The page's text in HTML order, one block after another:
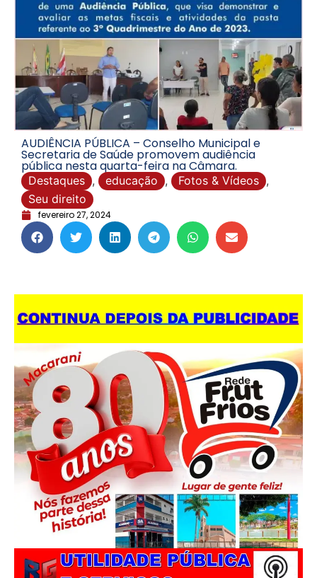
AUDIÊNCIA PÚBLICA – Conselho Municipal e
Secretaria de Saúde promovem audiência
pública nesta quarta-feira na Câmara.
Destaques , educação , Fotos & Vídeos ,
Seu direito
fevereiro 27, 2024